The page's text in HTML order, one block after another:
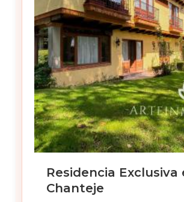
Residencia Exclusiva
Chanteje